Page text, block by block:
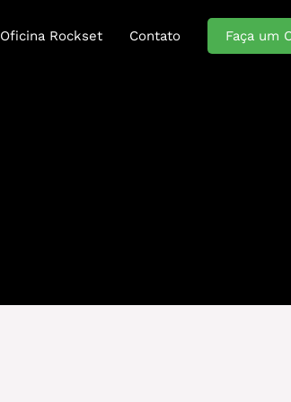
Oficina Rockset Contato Faça um